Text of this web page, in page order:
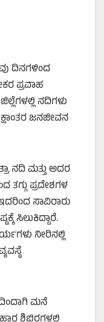
ದಿನಗಳಿಂದ
ಪ್ರವಾಹ
ನದಿಗಳು
ಜನಜೀವನ
ನದಿ ಮತ್ತು ಅದರ
ಪ್ರದೇಶಗಳ
ಸಾವಿರಾರು
ಸಿಲುಕಿದ್ದಾರೆ.
ನೀರಿನಲ್ಲಿ
ಮನೆ